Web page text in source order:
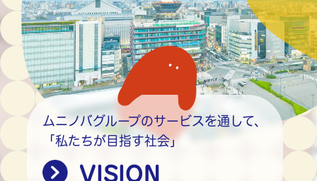
ムニノバグループのサービスを通して、
「私たちが目指す社会」
VISION